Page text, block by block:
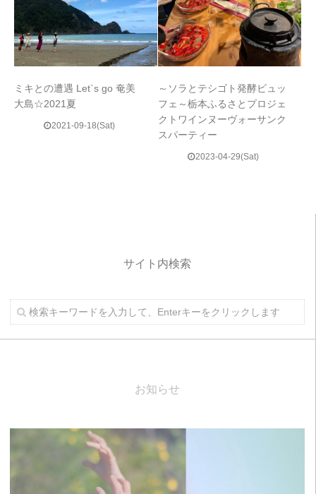
ミキとの遭遇 Let`s go 奄美
大島☆2021夏
2021-09-18(Sat)
～ソラとテシゴト発酵ビュッ
フェ～栃本ふるさとプロジェ
クトワインヌーヴォーサンク
スパーティー
2023-04-29(Sat)
サイト内検索
お知らせ